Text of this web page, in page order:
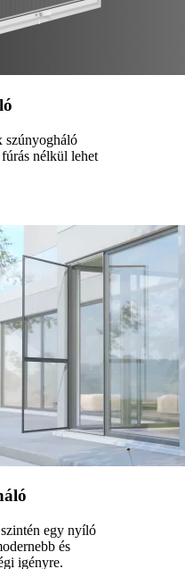
szúnyogháló
nélkül lehet
egy nyíló
és
igényre.